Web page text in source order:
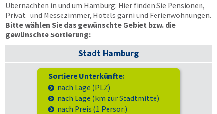
Übernachten in und um Hamburg: Hier finden Sie Pensionen,
Privat- und Messezimmer, Hotels garni und Ferienwohnungen.
Bitte wählen Sie das gewünschte Gebiet bzw. die
gewünschte Sortierung:
Stadt Hamburg
Sortiere Unterkünfte:
nach Lage (PLZ)
nach Lage (km zur Stadtmitte)
nach Preis (1 Person)